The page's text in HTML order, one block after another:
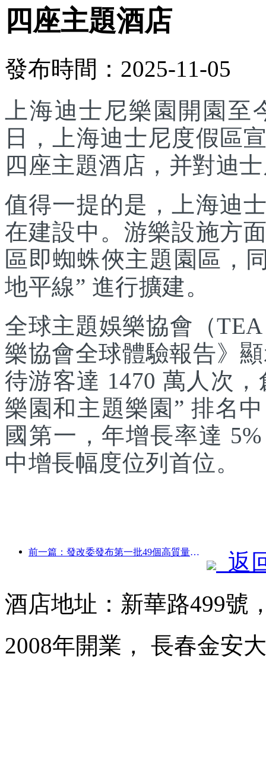
四座主題酒店
發布時間：2025-11-05
上海迪士尼樂園開園
日，上海迪士尼度假區
四座主題酒店，并對迪
值得一提的是，上海迪
在建設中。游樂設施方
區即蜘蛛俠主題園區，
地平線” 進行擴建。
全球主題娛樂協會（
樂協會全球體驗報告》
待游客達 1470 萬人次
樂園和主題樂園” 排名
國第一，年增長率達
中增長幅度位列首位。
前一篇：發改委發布第一批49個高質量戶外運動目的地名單
返
酒店地址：新華路499號
2008年開業， 長春金